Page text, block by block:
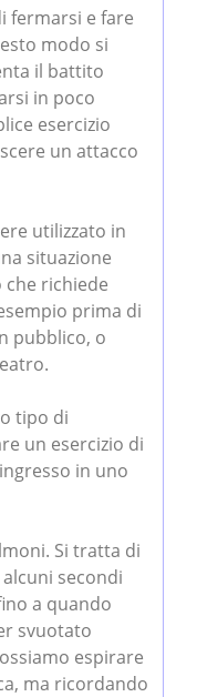
fermarsi e fare
modo si
il battito
in poco
esercizio
un attacco
utilizzato in
situazione
richiede
prima di
pubblico, o
tipo di
un esercizio di
in uno
Si tratta di
secondi
a quando
svuotato
espirare
ma ricordando